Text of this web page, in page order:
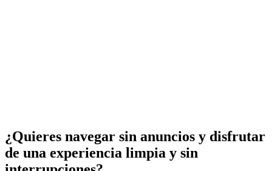
¿Quieres navegar sin anuncios y disfrutar
de una experiencia limpia y sin